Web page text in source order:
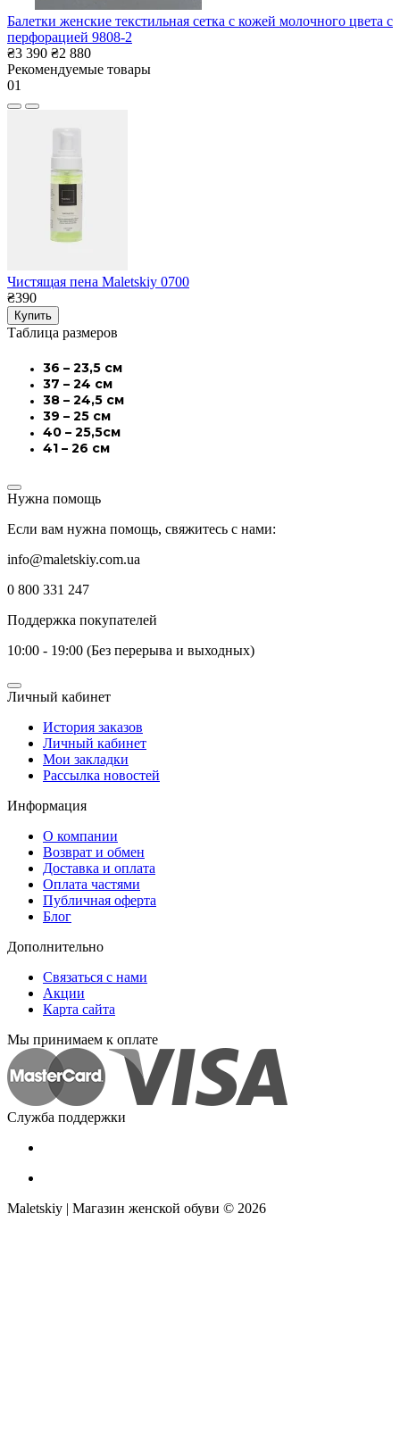
Балетки женские текстильная сетка с кожей молочного цвета с
перфорацией 9808-2
₴3 390 ₴2 880
Рекомендуемые товары
01
Чистящая пена Maletskiy 0700
₴390
Купить
Таблица размеров
36 – 23,5 см
37 – 24 см
38 – 24,5 см
39 – 25 см
40 – 25,5см
41 – 26 см
Нужна помощь
Если вам нужна помощь, свяжитесь с нами:
info@maletskiy.com.ua
0 800 331 247
Поддержка покупателей
10:00 - 19:00 (Без перерыва и выходных)
Личный кабинет
История заказов
Личный кабинет
Мои закладки
Рассылка новостей
Информация
О компании
Возврат и обмен
Доставка и оплата
Оплата частями
Публичная оферта
Блог
Дополнительно
Связаться с нами
Акции
Карта сайта
Мы принимаем к оплате
Служба поддержки
Maletskiy | Магазин женской обуви © 2026